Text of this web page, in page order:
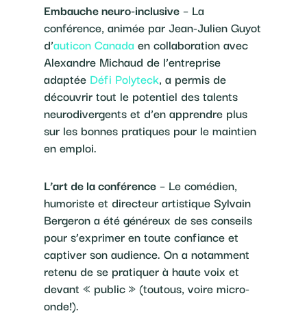
Embauche neuro-inclusive– La
conférence, animée par Jean-Julien Guyot
d’auticon Canada en collaboration avec
Alexandre Michaud de l’entreprise
adaptée Défi Polyteck, a permis de
découvrir tout le potentiel des talents
neurodivergents et d’en apprendre plus
sur les bonnes pratiques pour le maintien
en emploi.
L’art de la conférence– Le comédien,
humoriste et directeur artistique Sylvain
Bergeron a été généreux de ses conseils
pour s’exprimer en toute confiance et
captiver son audience. On a notamment
retenu de se pratiquer à haute voix et
devant « public » (toutous, voire micro-
onde!).